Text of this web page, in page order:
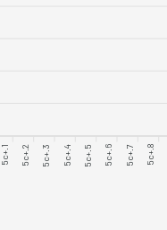
5c+.1 5c+.2 5c+.3 5c+.4 5c+.5 5c+.6 5c+.7 5c+.8